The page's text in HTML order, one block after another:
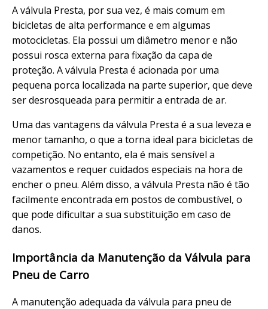
A válvula Presta, por sua vez, é mais comum em
bicicletas de alta performance e em algumas
motocicletas. Ela possui um diâmetro menor e não
possui rosca externa para fixação da capa de
proteção. A válvula Presta é acionada por uma
pequena porca localizada na parte superior, que deve
ser desrosqueada para permitir a entrada de ar.
Uma das vantagens da válvula Presta é a sua leveza e
menor tamanho, o que a torna ideal para bicicletas de
competição. No entanto, ela é mais sensível a
vazamentos e requer cuidados especiais na hora de
encher o pneu. Além disso, a válvula Presta não é tão
facilmente encontrada em postos de combustível, o
que pode dificultar a sua substituição em caso de
danos.
Importância da Manutenção da Válvula para
Pneu de Carro
A manutenção adequada da válvula para pneu de